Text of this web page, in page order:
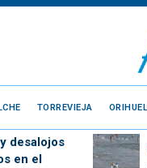
TORREVIEJA
desalojos
en el